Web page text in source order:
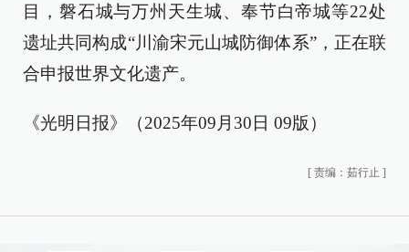
目，磐石城与万州天生城、奉节白帝城等22处
遗址共同构成“川渝宋元山城防御体系”，正在联
合申报世界文化遗产。
《光明日报》（2025年09月30日 09版）
[ 责编：茹行止 ]